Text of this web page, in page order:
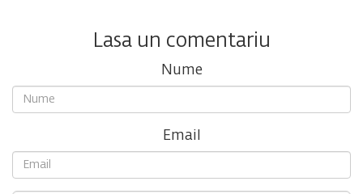
Lasa un comentariu
Nume
Email